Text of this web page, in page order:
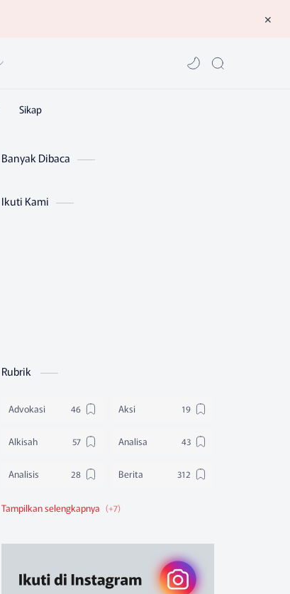
Banyak Dibaca
Ikuti Kami
Rubrik
Advokasi Aksi
Alkisah Analisa
Analisis Berita
Berita Federasi
Ruang Belajar